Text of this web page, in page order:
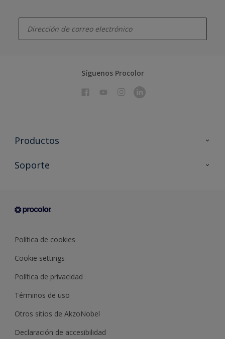
Síguenos Procolor
Productos
Todos los productos
Condiciones generales de venta
Soporte
Sobre Procolor
Política de cookies
Cookie settings
Política de privacidad
Términos de uso
Otros sitios de AkzoNobel
Declaración de accesibilidad